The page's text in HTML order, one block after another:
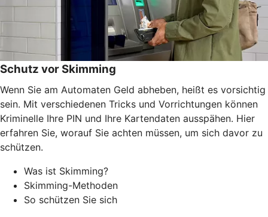
Schutz vor Skimming
Wenn Sie am Automaten Geld abheben, heißt es vorsichtig
sein. Mit verschiedenen Tricks und Vorrichtungen können
Kriminelle Ihre PIN und Ihre Kartendaten ausspähen. Hier
erfahren Sie, worauf Sie achten müssen, um sich davor zu
schützen.
Was ist Skimming?
Skimming-Methoden
So schützen Sie sich